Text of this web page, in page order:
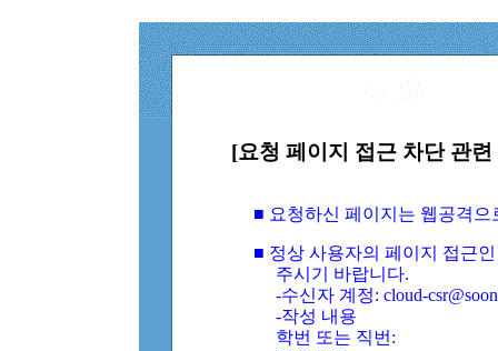
[요청 페이지 접근 차단 관
■ 요청하신 페이지는 웹공격
■ 정상 사용자의 페이지 접근
주시기 바랍니다.
-수신자 계정: cloud-
-작성 내용
학번 또는 직번: